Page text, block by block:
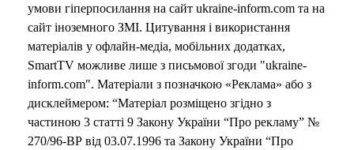
умови гіперпосилання на сайт ukraine-inform.com та на
сайт іноземного ЗМІ. Цитування і використання
матеріалів у офлайн-медіа, мобільних додатках,
SmartTV можливе лише з письмової згоди "ukraine-
inform.com". Матеріали з позначкою «Реклама» або з
дисклеймером: “Матеріал розміщено згідно з
частиною 3 статті 9 Закону України “Про рекламу” №
270/96-ВР від 03.07.1996 та Закону України “Про